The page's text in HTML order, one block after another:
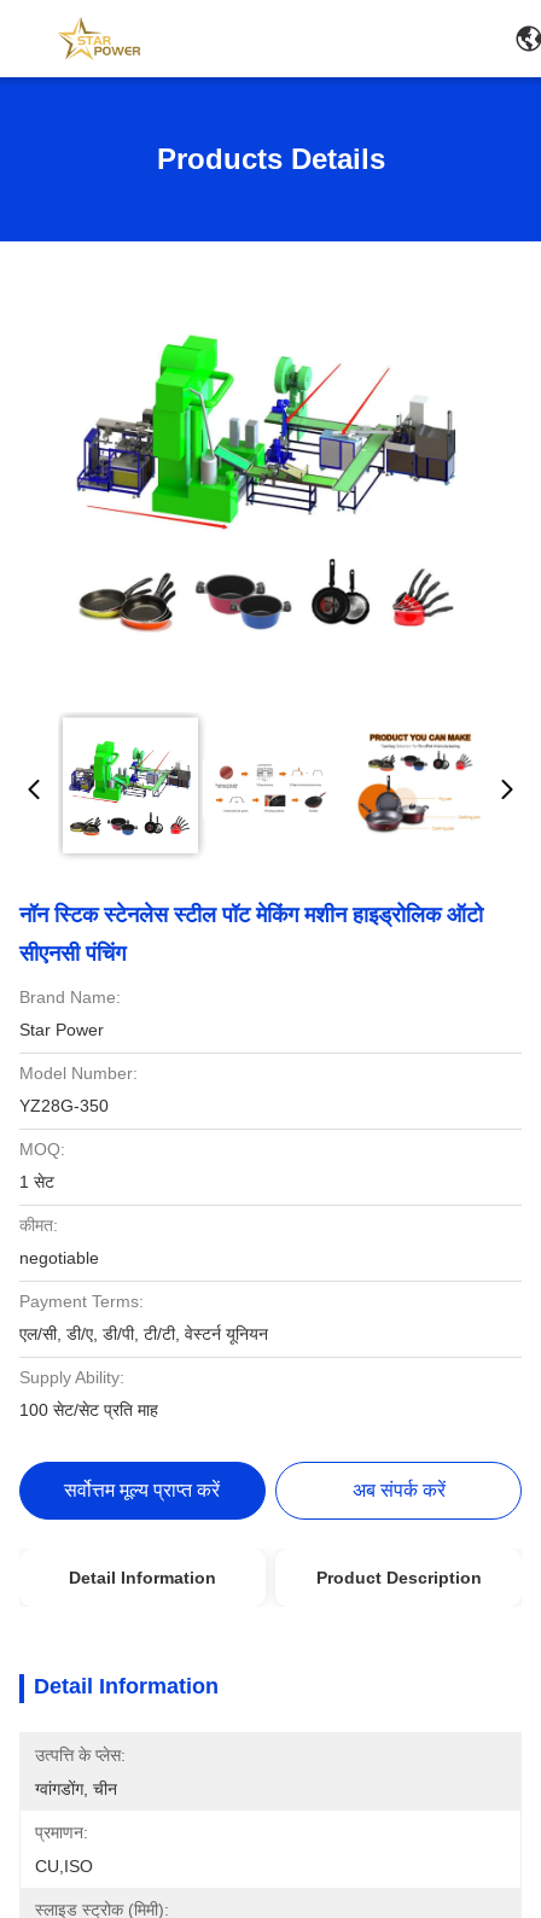
Products Details
नॉन स्टिक स्टेनलेस स्टील पॉट मेकिंग मशीन हाइड्रोलिक ऑटो
सीएनसी पंचिंग
Brand Name:
Star Power
Model Number:
YZ28G-350
MOQ:
1 सेट
कीमत:
negotiable
Payment Terms:
एल/सी, डी/ए, डी/पी, टी/टी, वेस्टर्न यूनियन
Supply Ability:
100 सेट/सेट प्रति माह
सर्वोत्तम मूल्य प्राप्त करें अब संपर्क करें
Detail Information Product Description
Detail Information
उत्पत्ति के प्लेस:
ग्वांगडोंग, चीन
प्रमाणन:
CU,ISO
स्लाइड स्ट्रोक (मिमी):